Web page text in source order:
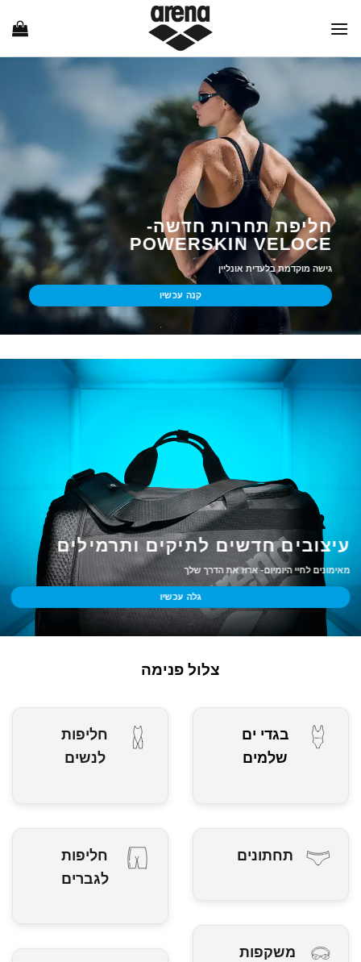
חליפת תחרות חדשה-
POWERSKIN VELOCE
גישה מוקדמת בלעדית אונליין
קנה עכשיו
עיצובים חדשים לתיקים ותרמילים
מאימונים לחיי היומיום- ארוז את הדרך שלך
גלה עכשיו
צלול פנימה
בגדי ים
שלמים
תחתונים
משקפות
חליפות
לנשים
חליפות
לגברים